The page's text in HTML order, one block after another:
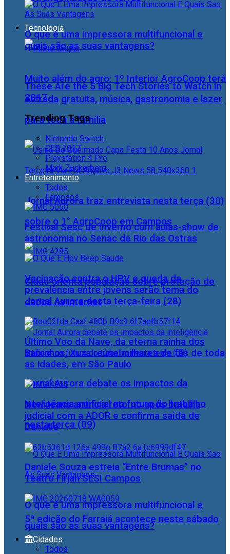
Tecnologia
Muito além do agro: 1º Interior AgroCoop terá
entrada gratuita, música, gastronomia e lazer
para toda a família
Jornal Aurora traz entrevista nesta terça (30)
sobre o 1° AgroCoop em Campos
Cidac orienta população sobre proteção de
dados na internet
Jornal Aurora debate os impactos da
inteligência artificial no futuro do trabalho
nesta terça (09)
O que é uma impressora multifuncional e
quais são as suas vantagens?
O que é uma impressora multifuncional e
quais são as suas vantagens?
These Are the 5 Big Tech Stories to Watch in
2017
Trending Tags
Nintendo Switch
CES 2017
Playstation 4 Pro
Mark Zuckerberg
Entretenimento
Todos
Famosos
Festival Sesc de Inverno com aulas-show de
astronomia no Senac de Rio das Ostras
Vacinação contra o HPV e queda da
prevalência entre jovens serão tema do
Jornal Aurora desta terça-feira (28)
Último Voo da Nave, da eterna rainha dos
Baixinhos, Xuxa reúne milhares de fãs de toda
as idades, em São Paulo
NewJeans anuncia retorno após batalha
judicial com a ADOR e confirma saída de
Danielle
Daniele Souza estreia “Entre Brumas” no
Teatro Firjan SESI Campos
5ª edição do Farraiá acontece neste sábado
Cidades
Todos